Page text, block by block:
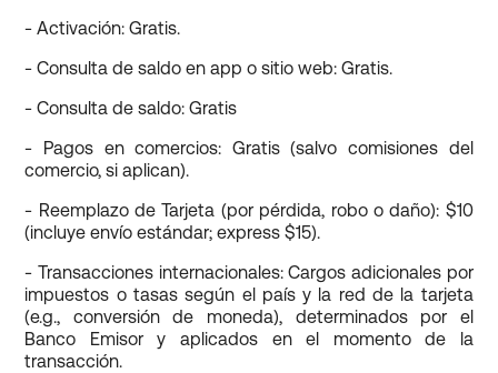
- Activación: Gratis.
- Consulta de saldo en app o sitio web: Gratis.
- Consulta de saldo: Gratis
- Pagos en comercios: Gratis (salvo comisiones del
comercio, si aplican).
- Reemplazo de Tarjeta (por pérdida, robo o daño): $10
(incluye envío estándar; express $15).
- Transacciones internacionales: Cargos adicionales por
impuestos o tasas según el país y la red de la tarjeta
(e.g., conversión de moneda), determinados por el
Banco Emisor y aplicados en el momento de la
transacción.